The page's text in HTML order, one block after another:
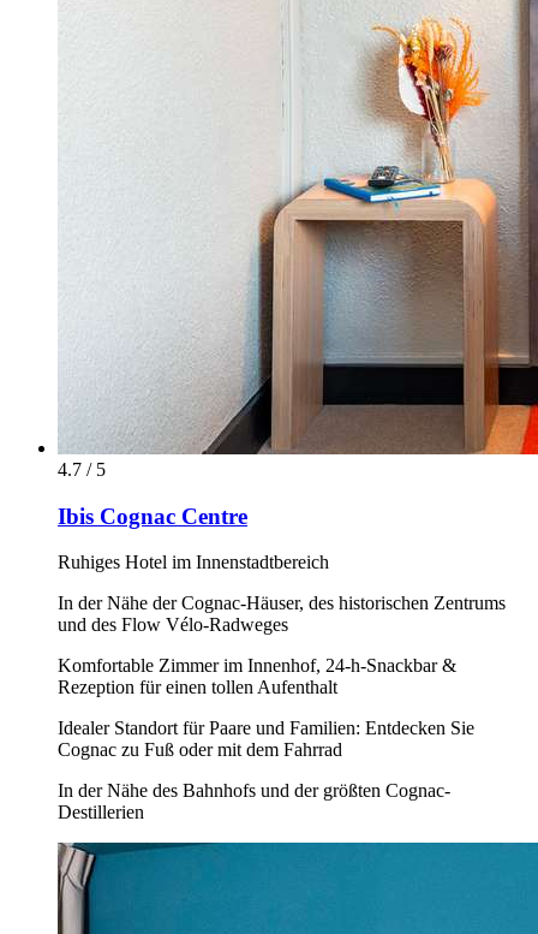
4.7 / 5
Ibis Cognac Centre
Ruhiges Hotel im Innenstadtbereich
In der Nähe der Cognac-Häuser, des historischen Zentrums
und des Flow Vélo-Radweges
Komfortable Zimmer im Innenhof, 24-h-Snackbar &
Rezeption für einen tollen Aufenthalt
Idealer Standort für Paare und Familien: Entdecken Sie
Cognac zu Fuß oder mit dem Fahrrad
In der Nähe des Bahnhofs und der größten Cognac-
Destillerien